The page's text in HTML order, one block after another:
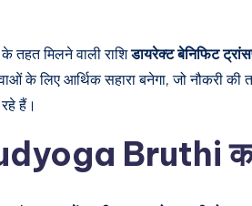
तहत मिलने वाली राशिडायरेक्ट बेनिफिट
के लिए आर्थिक सहारा बनेगा, जो नौकरी
हैं।
Bruthi का